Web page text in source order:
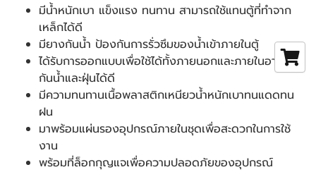
มีน้ำหนักเบา แข็งแรง ทนทาน สามารถใช้แทนตู้ที่ทำจาก
เหล็กได้ดี
มียางกันน้ำ ป้องกันการรั่วซึมของน้ำเข้าภายในตู้
ได้รับการออกแบบเพื่อใช้ได้ทั้งภายนอกและภายในอาคาร
กันน้ำและฝุ่นได้ดี
มีความทนทานเนื้อพลาสติกเหนียวน้ำหนักเบาทนแดดทน
ฝน
มาพร้อมแผ่นรองอุปกรณ์ภายในชุดเพื่อสะดวกในการใช้
งาน
พร้อมที่ล็อกกุญแจเพื่อความปลอดภัยของอุปกรณ์